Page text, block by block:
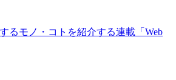
るモノ・コトを紹介する連載「Web